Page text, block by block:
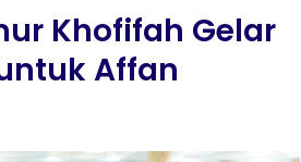
Khofifah Gelar
Affan